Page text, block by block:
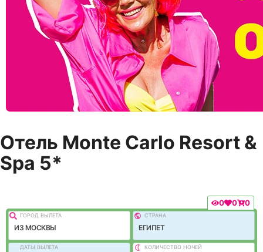
Отель Monte Carlo Resort &
Spa 5*
0 0 0
ГОРОД ВЫЛEТА
ИЗ МОСКВЫ
СТРАНА
ЕГИПЕТ
ДАТЫ ВЫЛЕТА КОЛИЧЕСТВО НОЧЕЙ